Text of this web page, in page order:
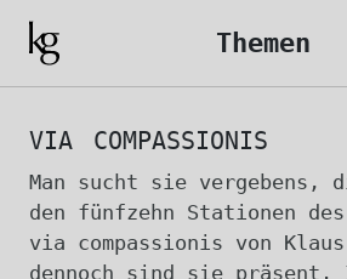
Themen
via compassionis
Man sucht sie vergebens,
den fünfzehn Stationen
via compassionis von
dennoch sind sie präsent.